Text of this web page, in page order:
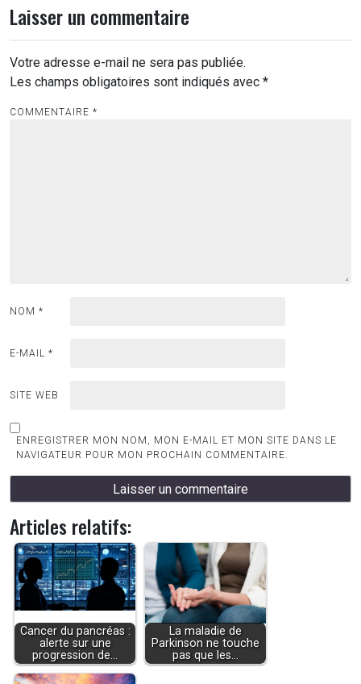
Laisser un commentaire
Votre adresse e-mail ne sera pas publiée.
Les champs obligatoires sont indiqués avec *
COMMENTAIRE *
NOM *
E-MAIL *
SITE WEB
ENREGISTRER MON NOM, MON E-MAIL ET MON SITE DANS LE
NAVIGATEUR POUR MON PROCHAIN COMMENTAIRE.
Articles relatifs:
Cancer du pancréas :
alerte sur une
progression de…
La maladie de
Parkinson ne touche
pas que les…